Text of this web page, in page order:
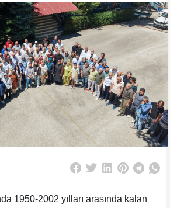
1950-2002 yılları arasında kalan